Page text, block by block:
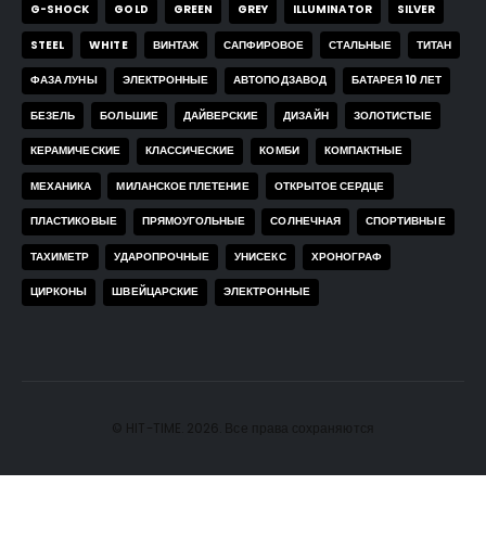
G-SHOCK GOLD GREEN GREY ILLUMINATOR SILVER
STEEL WHITE ВИНТАЖ САПФИРОВОЕ СТАЛЬНЫЕ ТИТАН
ФАЗА ЛУНЫ ЭЛЕКТРОННЫЕ АВТОПОДЗАВОД БАТАРЕЯ 10 ЛЕТ
БЕЗЕЛЬ БОЛЬШИЕ ДАЙВЕРСКИЕ ДИЗАЙН ЗОЛОТИСТЫЕ
КЕРАМИЧЕСКИЕ КЛАССИЧЕСКИЕ КОМБИ КОМПАКТНЫЕ
МЕХАНИКА МИЛАНСКОЕ ПЛЕТЕНИЕ ОТКРЫТОЕ СЕРДЦЕ
ПЛАСТИКОВЫЕ ПРЯМОУГОЛЬНЫЕ СОЛНЕЧНАЯ СПОРТИВНЫЕ
ТАХИМЕТР УДАРОПРОЧНЫЕ УНИСЕКС ХРОНОГРАФ
ЦИРКОНЫ ШВЕЙЦАРСКИЕ ЭЛЕКТРОННЫЕ
© HIT-TIME. 2026. Все права сохраняются